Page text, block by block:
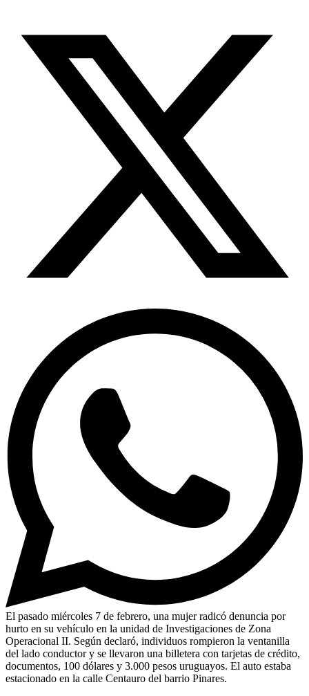
El pasado miércoles 7 de febrero, una mujer radicó denuncia por
hurto en su vehículo en la unidad de Investigaciones de Zona
Operacional II. Según declaró, individuos rompieron la ventanilla
del lado conductor y se llevaron una billetera con tarjetas de crédito,
documentos, 100 dólares y 3.000 pesos uruguayos. El auto estaba
estacionado en la calle Centauro del barrio Pinares.